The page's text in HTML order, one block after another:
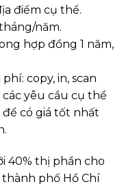
điểm cụ thể.
năm.
hợp đồng 1 năm,
copy, in, scan
các yêu cầu cụ thể
có giá tốt nhất
40% thị phần cho
phố Hồ Chí